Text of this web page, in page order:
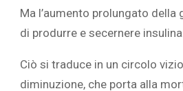
Ma l’aumento prolungato
di produrre e secernere
Ciò si traduce in un circolo
diminuzione, che porta alla